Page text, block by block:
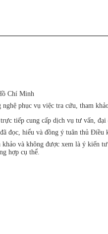
Chí Minh
phục vụ việc tra cứu, tham
tiếp cung cấp dịch vụ tư vấn, đại
đọc, hiểu và đồng ý tuân thủ
và không được xem là ý kiến
hợp cụ thể.